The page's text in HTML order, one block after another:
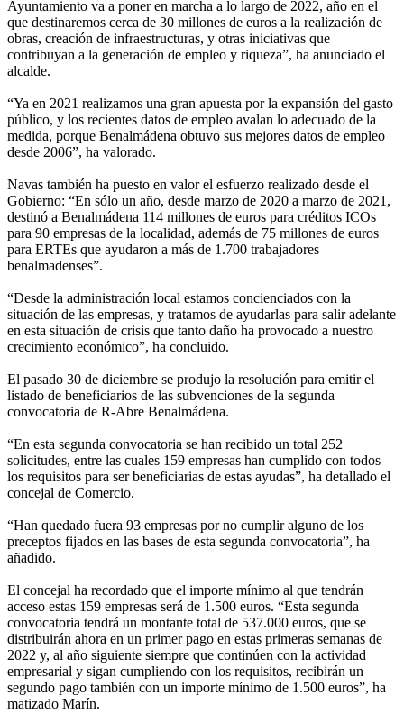
Ayuntamiento va a poner en marcha a lo largo de 2022, año en el
que destinaremos cerca de 30 millones de euros a la realización de
obras, creación de infraestructuras, y otras iniciativas que
contribuyan a la generación de empleo y riqueza”, ha anunciado el
alcalde.
“Ya en 2021 realizamos una gran apuesta por la expansión del gasto
público, y los recientes datos de empleo avalan lo adecuado de la
medida, porque Benalmádena obtuvo sus mejores datos de empleo
desde 2006”, ha valorado.
Navas también ha puesto en valor el esfuerzo realizado desde el
Gobierno: “En sólo un año, desde marzo de 2020 a marzo de 2021,
destinó a Benalmádena 114 millones de euros para créditos ICOs
para 90 empresas de la localidad, además de 75 millones de euros
para ERTEs que ayudaron a más de 1.700 trabajadores
benalmadenses”.
“Desde la administración local estamos concienciados con la
situación de las empresas, y tratamos de ayudarlas para salir adelante
en esta situación de crisis que tanto daño ha provocado a nuestro
crecimiento económico”, ha concluido.
El pasado 30 de diciembre se produjo la resolución para emitir el
listado de beneficiarios de las subvenciones de la segunda
convocatoria de R-Abre Benalmádena.
“En esta segunda convocatoria se han recibido un total 252
solicitudes, entre las cuales 159 empresas han cumplido con todos
los requisitos para ser beneficiarias de estas ayudas”, ha detallado el
concejal de Comercio.
“Han quedado fuera 93 empresas por no cumplir alguno de los
preceptos fijados en las bases de esta segunda convocatoria”, ha
añadido.
El concejal ha recordado que el importe mínimo al que tendrán
acceso estas 159 empresas será de 1.500 euros. “Esta segunda
convocatoria tendrá un montante total de 537.000 euros, que se
distribuirán ahora en un primer pago en estas primeras semanas de
2022 y, al año siguiente siempre que continúen con la actividad
empresarial y sigan cumpliendo con los requisitos, recibirán un
segundo pago también con un importe mínimo de 1.500 euros”, ha
matizado Marín.